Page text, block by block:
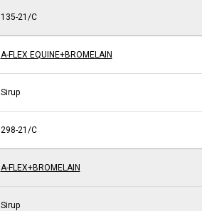
135-21/C
A-FLEX EQUINE+BROMELAIN
Sirup
298-21/C
A-FLEX+BROMELAIN
Sirup